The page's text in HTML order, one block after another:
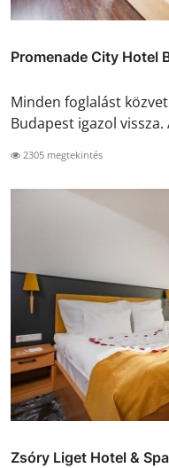
Promenade City Hotel
Minden foglalást
Budapest igazol vissza.
2305 megtekintés
Zsóry Liget Hotel &